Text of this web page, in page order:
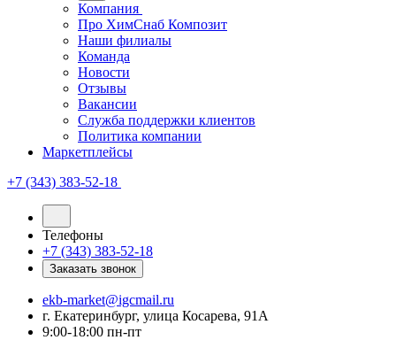
Компания
Про ХимСнаб Композит
Наши филиалы
Команда
Новости
Отзывы
Вакансии
Служба поддержки клиентов
Политика компании
Маркетплейсы
+7 (343) 383-52-18
Телефоны
+7 (343) 383-52-18
Заказать звонок
ekb-market@igcmail.ru
г. Екатеринбург, улица Косарева, 91А
9:00-18:00 пн-пт